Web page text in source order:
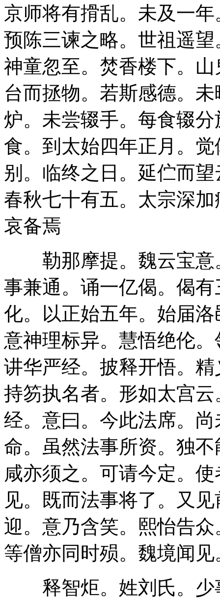
京师将有搰乱。未及一
预陈三谏之略。世祖遥
神童忽至。焚香楼下。
台而拯物。若斯感德。
炉。未尝辍手。每食辍
食。到太始四年正月。
别。临终之日。延伫而
春秋七十有五。太宗深
哀备焉
勒那摩提。魏云宝意
事兼通。诵一亿偈。偈
化。以正始五年。始届
意神理标异。慧悟绝伦
讲华严经。披释开悟。
持笏执名者。形如太宫
经。意曰。今此法席。
命。虽然法事所资。独
咸亦须之。可请今定。
见。既而法事将了。又
迎。意乃含笑。熙怡告
等僧亦同时殒。魏境闻
释智炬。姓刘氏。少